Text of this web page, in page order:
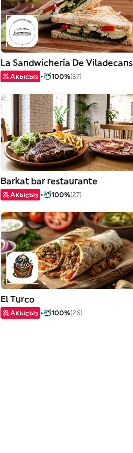
La Sandwichería De Viladecans
Акысыз 100%(37)
Barkat bar restaurante
Акысыз 100%(27)
El Turco
Акысыз 100%(26)